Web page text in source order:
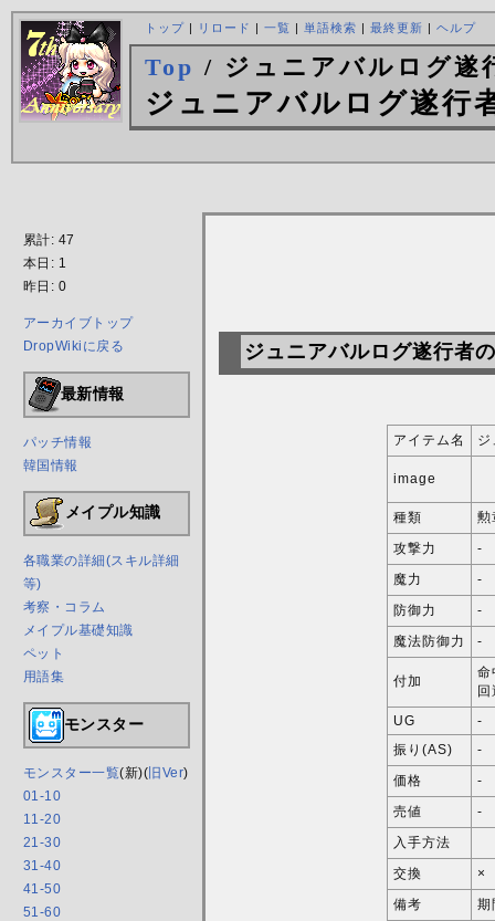
トップ| リロード | 一覧 | 単語検索 | 最終更新 | ヘルプ
Top / ジュニアバルログ遂
ジュニアバルログ遂行
累計: 47
本日: 1
昨日: 0
アーカイブトップ
DropWikiに戻る
最新情報
パッチ情報
韓国情報
メイプル知識
各職業の詳細(スキル詳細
等)
考察・コラム
メイプル基礎知識
ペット
用語集
モンスター
モンスター一覧(新)( 旧Ver)
01-10
11-20
21-30
31-40
41-50
51-60
ジュニアバルログ遂行者
アイテム名
image
種類
勲
攻撃力
-
魔力
-
防御力
-
魔法防御力
-
付加
命
UG
-
振り(AS)
-
価格
-
売値
-
入手方法
交換
×
備考
期